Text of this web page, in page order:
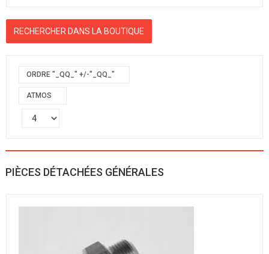
ORDRE "_QQ_" +/-"_QQ_"
ATMOS
PIÈCES DÉTACHÉES GÉNÉRALES